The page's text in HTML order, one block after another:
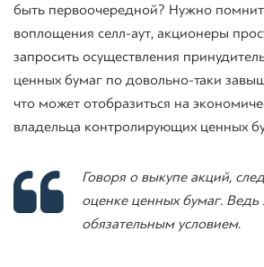
быть первоочередной? Нужно
воплощения селл-аут, акционеры
запросить осуществления
ценных бумаг по довольно-таки
что может отобразиться на
владельца контролирующих ценных
Говоря о выкупе акций,
оценке ценных бумаг. Ведь
обязательным условием.